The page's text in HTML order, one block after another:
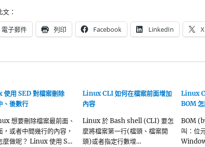
文：
電子郵件 列印 Facebook LinkedIn X
用 SED 對檔案刪除
、後數行
想要刪除檔案最前面、
，或者中間幾行的內容，
麼做呢？ Linux 使用 S…
Linux CLI 如何在檔案前面增加
內容
Linux 於 Bash shell (CLI) 要怎
麼將檔案第一行(檔頭、檔案開
頭)或者指定行數增…
Linux
BOM
BOM
叫：位